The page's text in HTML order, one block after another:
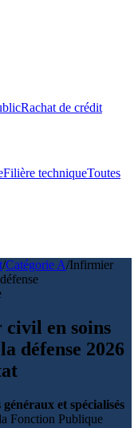
Rachat de crédit
Filière techniqueToutes
/Catégorie A/Infirmier
en soins
défense 2026
et spécialisés
Fonction Publique